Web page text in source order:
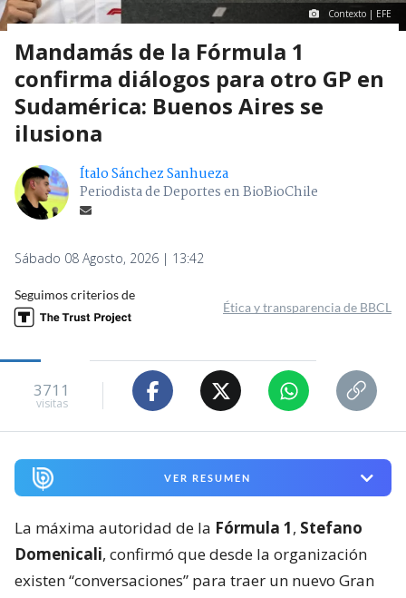
Contexto | EFE
Mandamás de la Fórmula 1
confirma diálogos para otro GP en
Sudamérica: Buenos Aires se
ilusiona
Ítalo Sánchez Sanhueza
Periodista de Deportes en BioBioChile
Sábado 08 Agosto, 2026 | 13:42
Seguimos criterios de
Ética y transparencia de BBCL
3711
visitas
VER RESUMEN
La máxima autoridad de la Fórmula 1, Stefano
Domenicali, confirmó que desde la organización
existen “conversaciones” para traer un nuevo Gran